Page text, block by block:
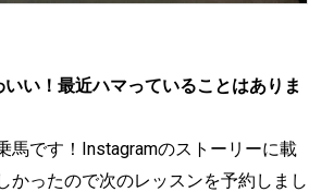
い！最近ハマっていることはありま
馬です！Instagramのストーリーに載
かったので次のレッスンを予約しまし